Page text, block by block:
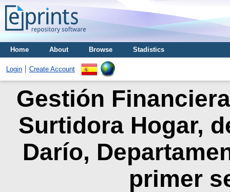
Home About Browse Stadistics
Login Create Account
Gestión
Surtidora Hogar,
Darío,
primer